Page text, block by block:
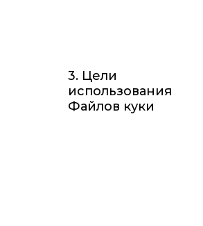
3. Цели
использования
Файлов куки